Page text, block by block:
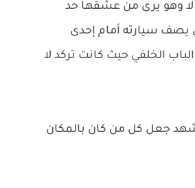
لا وهو يرى من عشقها حد
يصف سيارته أمام إحدى
الخلفي حيث كانت تركد لا
جعل كل من كان بالمكان